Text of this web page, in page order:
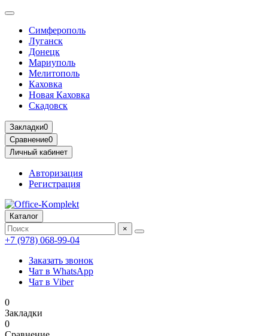
Симферополь
Луганск
Донецк
Мариуполь
Мелитополь
Каховка
Новая Каховка
Скадовск
Закладки0
Сравнение0
Личный кабинет
Авторизация
Регистрация
Каталог
×
+7 (978) 068-99-04
Заказать звонок
Чат в WhatsApp
Чат в Viber
0
Закладки
0